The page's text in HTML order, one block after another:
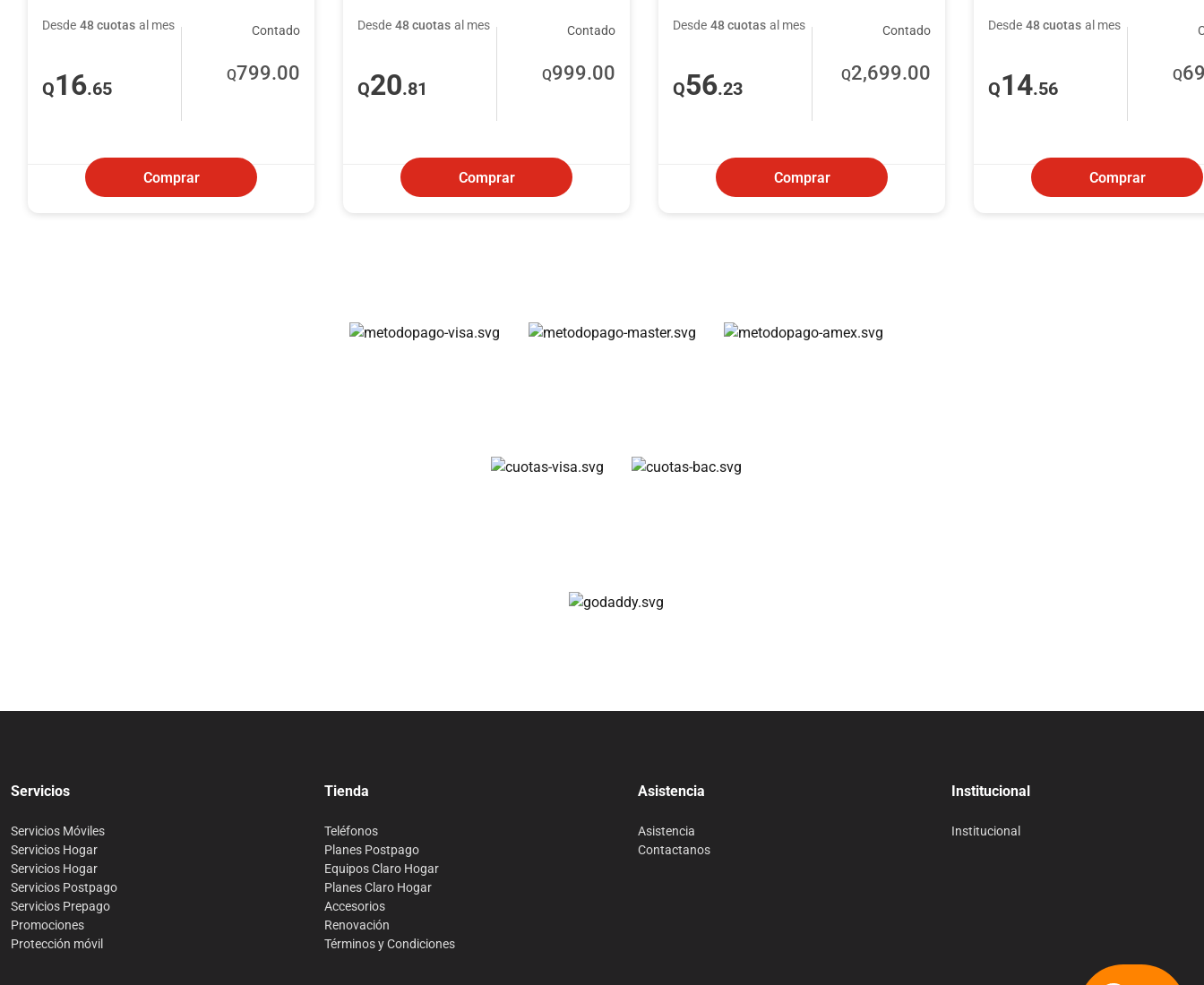
Desde 48 cuotas al mes
Q16.65
Contado
Q799.00
Comprar
Desde 48 cuotas al mes
Q20.81
Contado
Q999.00
Comprar
Desde 48 cuotas al mes
Q56.23
Contado
Q2,699.00
Comprar
Desde 48 cuotas al mes
Q14.56
Q
Comprar
Servicios
Servicios Móviles
Servicios Hogar
Servicios Hogar
Servicios Postpago
Servicios Prepago
Promociones
Protección móvil
Tienda
Teléfonos
Planes Postpago
Equipos Claro Hogar
Planes Claro Hogar
Accesorios
Renovación
Términos y Condiciones
Asistencia
Asistencia
Contactanos
Institucional
Institucional